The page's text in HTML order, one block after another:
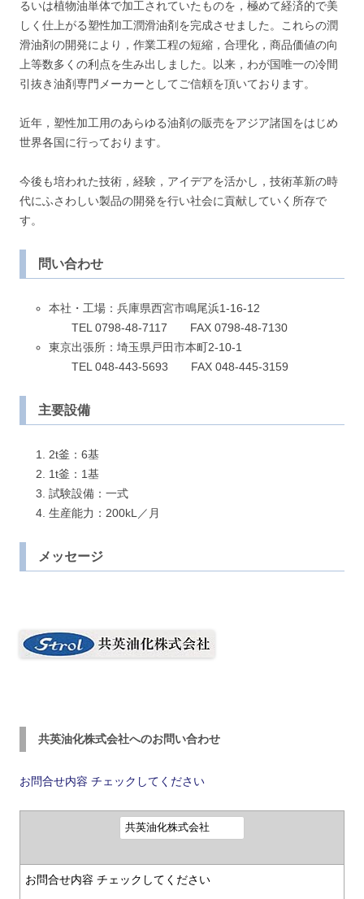
るいは植物油単体で加工されていたものを，極めて経済的で美
しく仕上がる塑性加工潤滑油剤を完成させました。これらの潤
滑油剤の開発により，作業工程の短縮，合理化，商品価値の向
上等数多くの利点を生み出しました。以来，わが国唯一の冷間
引抜き油剤専門メーカーとしてご信頼を頂いております。
近年，塑性加工用のあらゆる油剤の販売をアジア諸国をはじめ
世界各国に行っております。
今後も培われた技術，経験，アイデアを活かし，技術革新の時
代にふさわしい製品の開発を行い社会に貢献していく所存で
す。
問い合わせ
本社・工場：兵庫県西宮市鳴尾浜1-16-12
TEL 0798-48-7117 FAX 0798-48-7130
東京出張所：埼玉県戸田市本町2-10-1
TEL 048-443-5693 FAX 048-445-3159
主要設備
2t釜：6基
1t釜：1基
試験設備：一式
生産能力：200kL／月
メッセージ
共英油化株式会社へのお問い合わせ
お問合せ内容 チェックしてください
お問合せ内容 チェックしてください